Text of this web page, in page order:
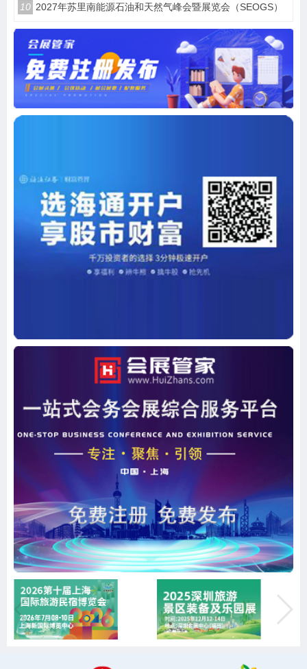
10 2027年苏里南能源石油和天然气峰会暨展览会（SEOGS）